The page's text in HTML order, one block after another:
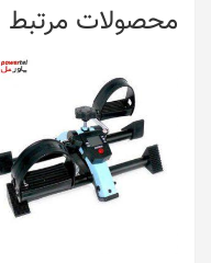
محصولات مرتبط